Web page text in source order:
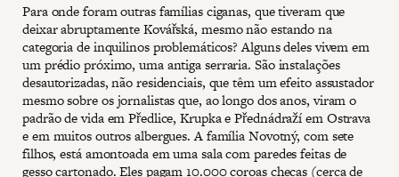
Para onde foram outras famílias ciganas, que tiveram que
deixar abruptamente Kovářská, mesmo não estando na
categoria de inquilinos problemáticos? Alguns deles vivem em
um prédio próximo, uma antiga serraria. São instalações
desautorizadas, não residenciais, que têm um efeito assustador
mesmo sobre os jornalistas que, ao longo dos anos, viram o
padrão de vida em Předlice, Krupka e Přednádraží em Ostrava
e em muitos outros albergues. A família Novotný, com sete
filhos, está amontoada em uma sala com paredes feitas de
gesso cartonado. Eles pagam 10.000 coroas checas (cerca de